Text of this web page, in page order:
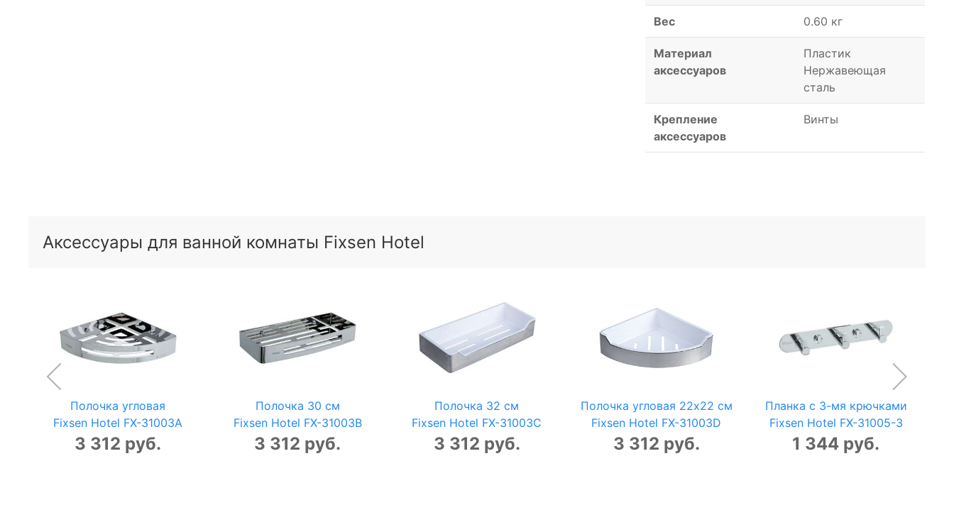
Вес 0.60 кг
Материал
аксессуаров
Пластик
Нержавеющая
сталь
Крепление
аксессуаров
Винты
Аксессуары для ванной комнаты Fixsen Hotel
Полочка угловая
Fixsen Hotel FX-31003A
3 312 руб.
Полочка 30 см
Fixsen Hotel FX-31003B
3 312 руб.
Полочка 32 см
Fixsen Hotel FX-31003C
3 312 руб.
Полочка угловая 22x22 см
Fixsen Hotel FX-31003D
3 312 руб.
Планка с 3-мя крючками
Fixsen Hotel FX-31005-3
1 344 руб.